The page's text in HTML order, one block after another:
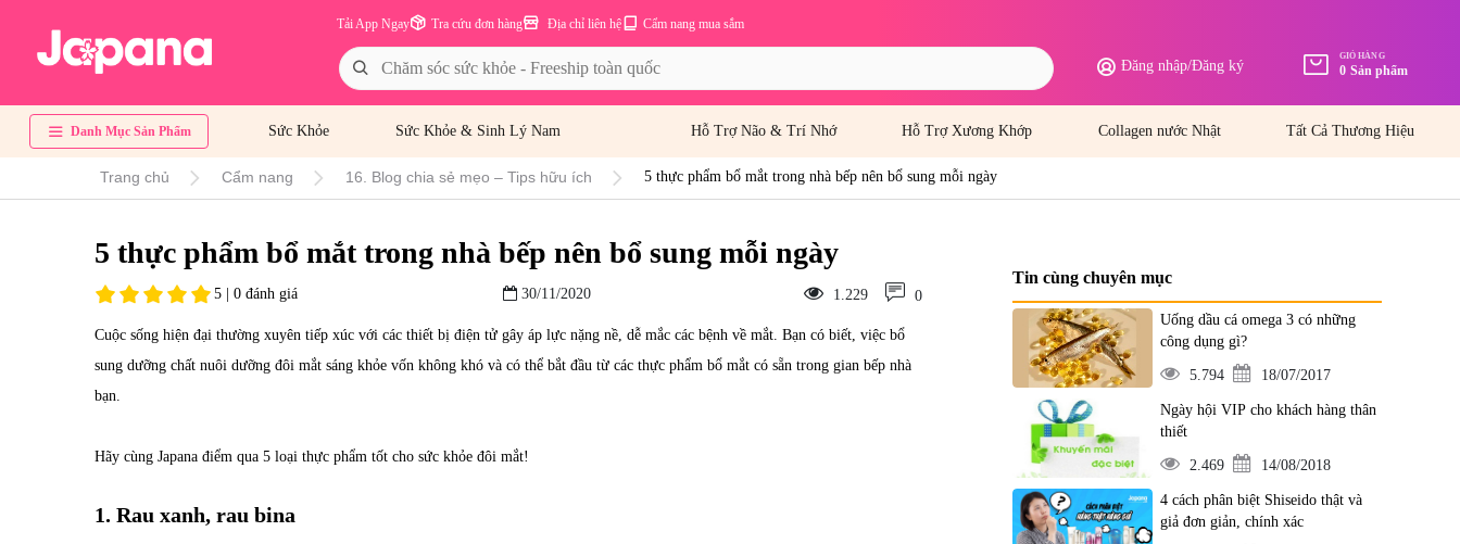
Cẩm nang mua sắm
Địa chỉ liên hệ
Tra cứu đơn hàng
Tải App Ngay
Đăng nhập/Đăng ký
GIỎ HÀNG
0 Sản phẩm
Danh Mục Sản Phẩm Sức Khỏe Sức Khỏe & Sinh Lý Nam Hỗ Trợ Não & Trí Nhớ Hỗ Trợ Xương Khớp Collagen nước Nhật Tất Cả Thương Hiệu
Trang chủ Cẩm nang 16. Blog chia sẻ mẹo – Tips hữu ích 5 thực phẩm bổ mắt trong nhà bếp nên bổ sung mỗi ngày
5 thực phẩm bổ mắt trong nhà bếp nên bổ sung mỗi ngày
5 | 0 đánh giá 30/11/2020 1.229 0
Cuộc sống hiện đại thường xuyên tiếp xúc với các thiết bị điện tử gây áp lực nặng nề, dễ mắc các bệnh về mắt. Bạn có biết, việc bổ
sung dưỡng chất nuôi dưỡng đôi mắt sáng khỏe vốn không khó và có thể bắt đầu từ các thực phẩm bổ mắt có sẵn trong gian bếp nhà
bạn.
Hãy cùng Japana điểm qua 5 loại thực phẩm tốt cho sức khỏe đôi mắt!
1. Rau xanh, rau bina
Tin cùng chuyên mục
Uống dầu cá omega 3 có những
công dụng gì?
5.794 18/07/2017
Ngày hội VIP cho khách hàng thân
thiết
2.469 14/08/2018
4 cách phân biệt Shiseido thật và
giả đơn giản, chính xác